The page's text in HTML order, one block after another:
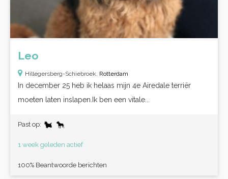
Leo
Hillegersberg-Schiebroek, Rotterdam
In december 25 heb ik helaas mijn 4e Airedale terriër
moeten laten inslapen.Ik ben een vitale...
Past op:
1 week geleden actief
100% Beantwoorde berichten